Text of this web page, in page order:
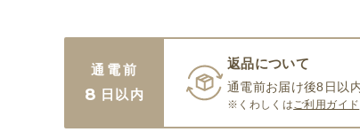
通電前
8 日以内
返品について
通電前お届け後8日以
※くわしくは ご利用ガイド